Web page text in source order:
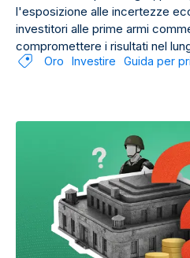
l'esposizione alle incertezze
investitori alle prime armi
compromettere i risultati nel
Oro Investire Guida per